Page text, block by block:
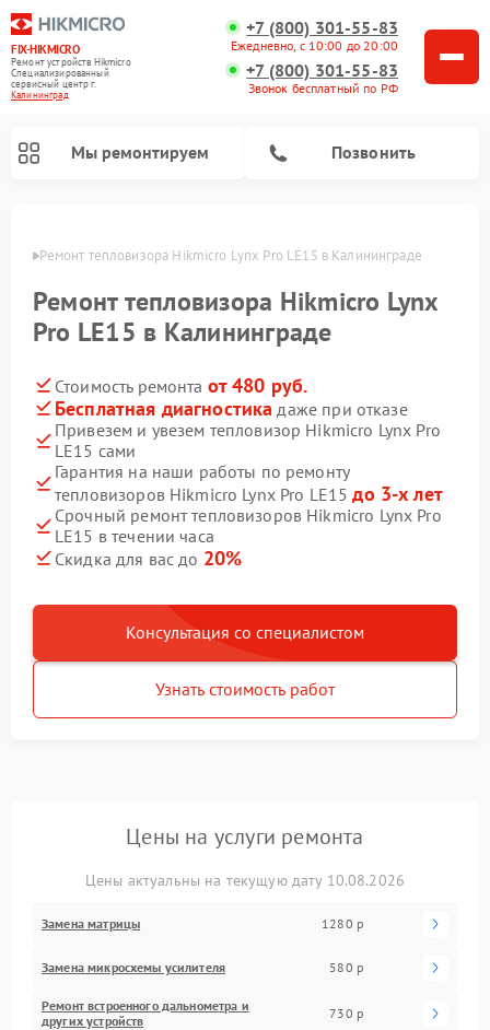
FIX-HIKMICRO
Ремонт устройств Hikmicro
Специализированный
cервисный центр г.
Калининград
+7 (800) 301-55-83
Ежедневно, с 10:00 до 20:00
+7 (800) 301-55-83
Звонок бесплатный по РФ
Мы ремонтируем Позвонить
Ремонт тепловизора Hikmicro Lynx Pro LE15 в Калининграде
Ремонт тепловизора Hikmicro Lynx
Pro LE15 в Калининграде
Стоимость ремонта от 480 руб.
Бесплатная диагностика даже при отказе
Привезем и увезем тепловизор Hikmicro Lynx Pro
LE15 сами
Гарантия на наши работы по ремонту
тепловизоров Hikmicro Lynx Pro LE15до 3-х лет
Срочный ремонт тепловизоров Hikmicro Lynx Pro
LE15 в течении часа
Скидка для вас до 20%
Консультация со специалистом
Узнать стоимость работ
Цены на услуги ремонта
Цены актуальны на текущую дату 10.08.2026
Замена матрицы 1280 р
Замена микросхемы усилителя 580 р
Ремонт встроенного дальнометра и
других устройств
730 р